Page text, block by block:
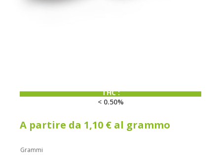
THC :
< 0.50%
A partire da 1,10 € al grammo
Grammi